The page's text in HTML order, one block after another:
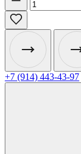
+7 (914) 443-43-97